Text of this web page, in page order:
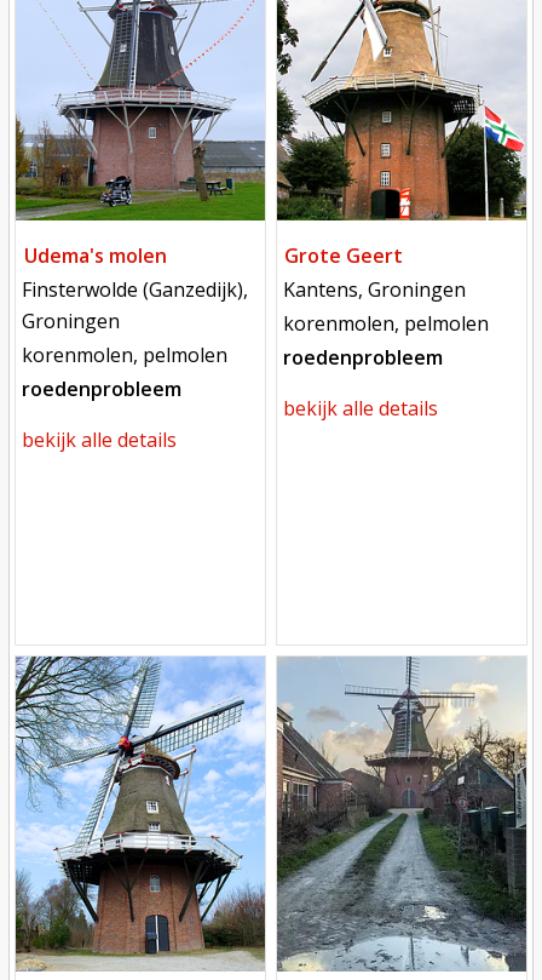
Udema's molen
locatie
Finsterwolde (Ganzedijk),
Groningen
functie
korenmolen, pelmolen
roedenprobleem
bekijk alle details
Grote Geert
locatie
Kantens, Groningen
functie
korenmolen, pelmolen
roedenprobleem
bekijk alle details
Mill